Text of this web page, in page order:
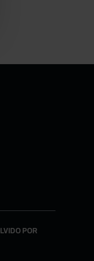
POR